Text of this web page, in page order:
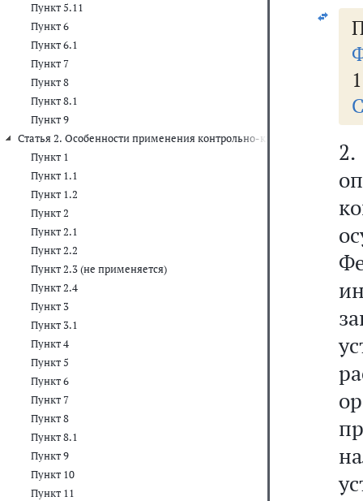
Пункт 5.11
Пункт 6
Пункт 6.1
Пункт 7
Пункт 8
Пункт 8.1
Пункт 9
Статья 2. Особенности применения контрольно-кассовой техники
Пункт 1
Пункт 1.1
Пункт 1.2
Пункт 2
Пункт 2.1
Пункт 2.2
Пункт 2.3 (не применяется)
Пункт 2.4
Пункт 3
Пункт 3.1
Пункт 4
Пункт 5
Пункт 6
Пункт 7
Пункт 8
Пункт 8.1
Пункт 9
Пункт 10
Пункт 11